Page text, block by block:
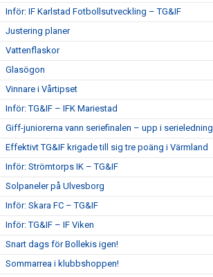
Inför: IF Karlstad Fotbollsutveckling – TG&IF
Justering planer
Vattenflaskor
Glasögon
Vinnare i Vårtipset
Inför: TG&IF – IFK Mariestad
Giff-juniorerna vann seriefinalen – upp i serieledning
Effektivt TG&IF krigade till sig tre poäng i Värmland
Inför: Strömtorps IK – TG&IF
Solpaneler på Ulvesborg
Inför: Skara FC – TG&IF
Inför: TG&IF – IF Viken
Snart dags för Bollekis igen!
Sommarrea i klubbshoppen!